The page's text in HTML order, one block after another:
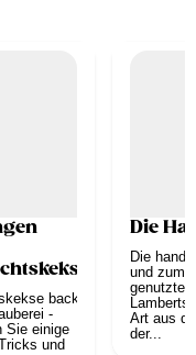
backen
-
Sie einige
und
Die
Die
und zum
genutzte
Art aus
der...